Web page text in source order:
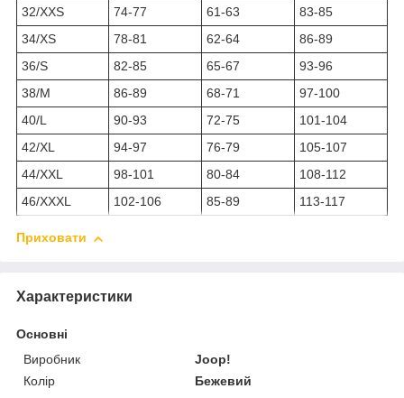
32/XXS 74-77 61-63
83-85
34/XS
78-81 62-64
86-89
36/S
82-85 65-67
93-96
38/M
86-89 68-71
97-100
40/L
90-93 72-75
101-104
42/XL
94-97 76-79
105-107
44/XXL
98-101 80-84
108-112
46/XXXL
102-106 85-89 113-117
Приховати
Характеристики
Основні
Виробник
Joop!
Колір
Бежевий